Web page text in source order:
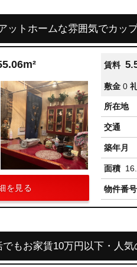
ットホームな雰囲気でカ
を見る
賃料
敷金 0
所在地
交通
築年月
面積
物件番号
でもお家賃10万円以下・人